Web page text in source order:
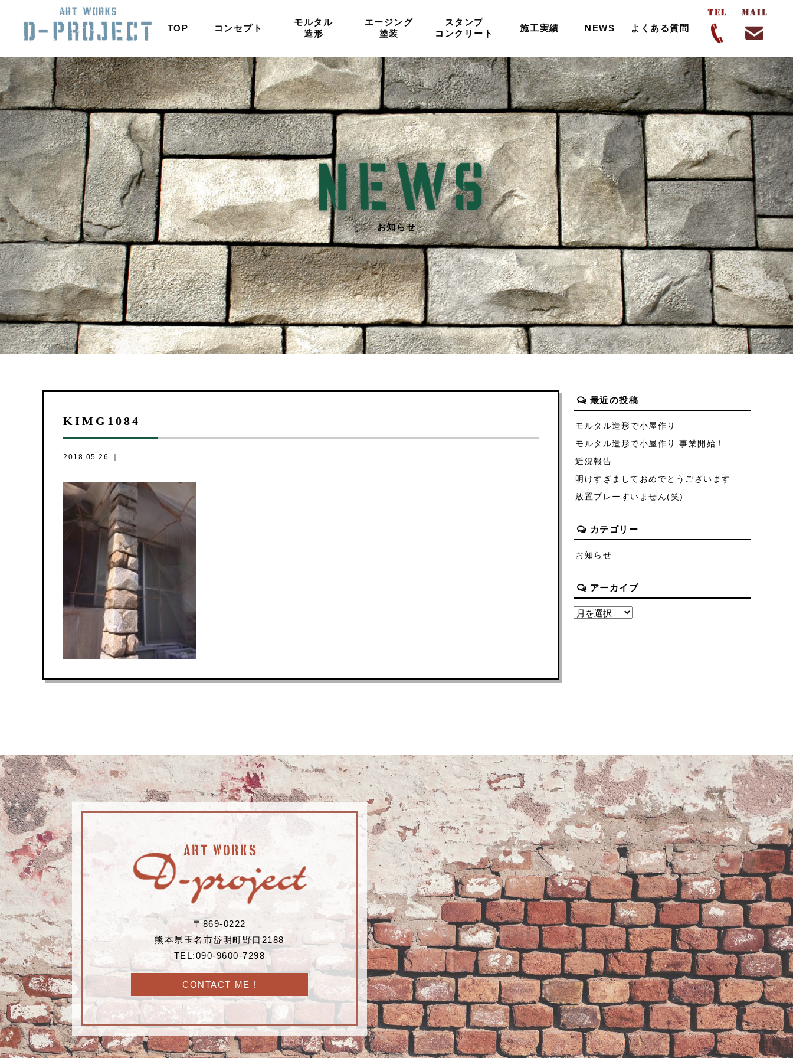
TOP コンセプト
モルタル
造形
エージング
塗装
スタンプ
コンクリート
施工実績 NEWS よくある質問
お知らせ
KIMG1084
2018.05.26 ｜
最近の投稿
モルタル造形で小屋作り
モルタル造形で小屋作り 事業開始！
近況報告
明けすぎましておめでとうございます
放置プレーすいません(笑)
カテゴリー
お知らせ
アーカイブ
〒869-0222
熊本県玉名市岱明町野口2188
TEL:090-9600-7298
CONTACT ME !